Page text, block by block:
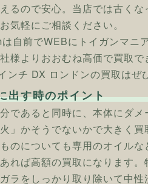
るので安心。当店では古く
気軽にご相談ください。
自前でWEBにトイガンマ
様よりおおむね高価で買取で
チ DX ロンドンの買取はぜ
出す時のポイント
であると同時に、本体にダ
」かそうでないかで大きく買
のについても専用のオイル
れば高額の買取になります
ラをしっかり取り除いて中性